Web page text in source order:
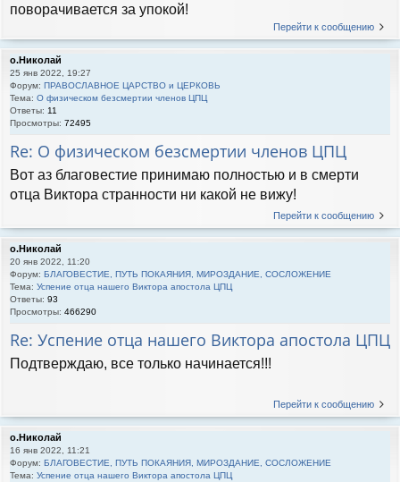
поворачивается за упокой!
Перейти к сообщению
о.Николай
25 янв 2022, 19:27
Форум: ПРАВОСЛАВНОЕ ЦАРСТВО и ЦЕРКОВЬ
Тема: О физическом безсмертии членов ЦПЦ
Ответы: 11
Просмотры: 72495
Re: О физическом безсмертии членов ЦПЦ
Вот аз благовестие принимаю полностью и в смерти
отца Виктора странности ни какой не вижу!
Перейти к сообщению
о.Николай
20 янв 2022, 11:20
Форум: БЛАГОВЕСТИЕ, ПУТЬ ПОКАЯНИЯ, МИРОЗДАНИЕ, СОСЛОЖЕНИЕ
Тема: Успение отца нашего Виктора апостола ЦПЦ
Ответы: 93
Просмотры: 466290
Re: Успение отца нашего Виктора апостола ЦПЦ
Подтверждаю, все только начинается!!!
Перейти к сообщению
о.Николай
16 янв 2022, 11:21
Форум: БЛАГОВЕСТИЕ, ПУТЬ ПОКАЯНИЯ, МИРОЗДАНИЕ, СОСЛОЖЕНИЕ
Тема: Успение отца нашего Виктора апостола ЦПЦ